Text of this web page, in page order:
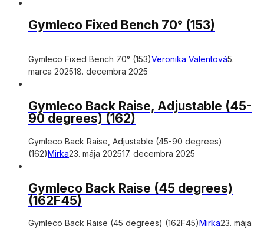
Gymleco Fixed Bench 70° (153)
Gymleco Fixed Bench 70° (153)Veronika Valentová5.
marca 202518. decembra 2025
Gymleco Back Raise, Adjustable (45-
90 degrees) (162)
Gymleco Back Raise, Adjustable (45-90 degrees)
(162)Mirka23. mája 202517. decembra 2025
Gymleco Back Raise (45 degrees)
(162F45)
Gymleco Back Raise (45 degrees) (162F45) Mirka23. mája